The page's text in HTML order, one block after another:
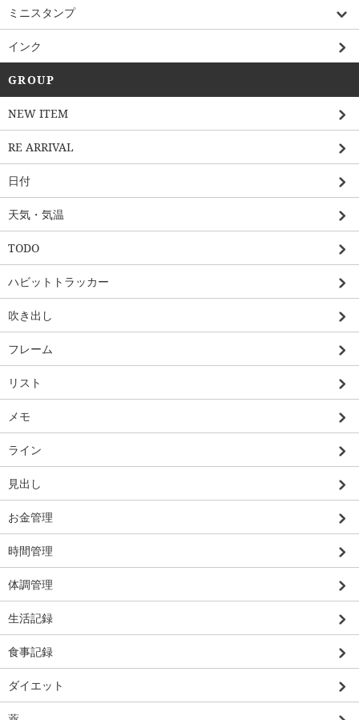
ミニスタンプ
インク
GROUP
NEW ITEM
RE ARRIVAL
日付
天気・気温
TODO
ハビットトラッカー
吹き出し
フレーム
リスト
メモ
ライン
見出し
お金管理
時間管理
体調管理
生活記録
食事記録
ダイエット